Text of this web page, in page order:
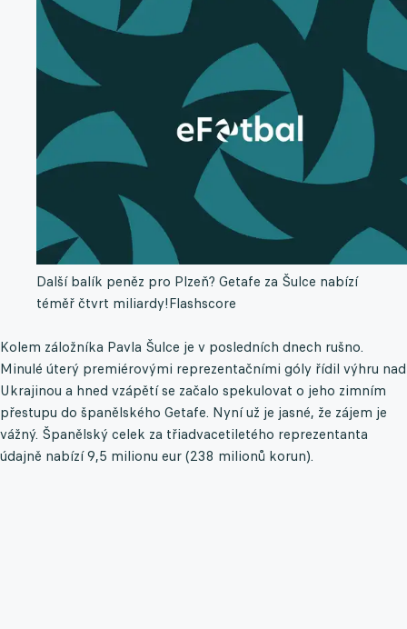
Další balík peněz pro Plzeň? Getafe za Šulce nabízí
téměř čtvrt miliardy!Flashscore
Kolem záložníka Pavla Šulce je v posledních dnech rušno.
Minulé úterý premiérovými reprezentačními góly řídil výhru nad
Ukrajinou a hned vzápětí se začalo spekulovat o jeho zimním
přestupu do španělského Getafe. Nyní už je jasné, že zájem je
vážný. Španělský celek za třiadvacetiletého reprezentanta
údajně nabízí 9,5 milionu eur (238 milionů korun).